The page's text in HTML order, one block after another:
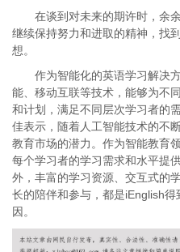
在谈到对未来的期许时，余
继续保持努力和进取的精神，找
想。
作为智能化的英语学习解决
能、移动互联等技术，能够为不
和计划，满足不同层次学习者的
佳表示，随着人工智能技术的不
教育市场的潜力。作为智能教育
每个学习者的学习需求和水平提
外，丰富的学习资源、交互式的
长的陪伴和参与，都是iEnglish
因。